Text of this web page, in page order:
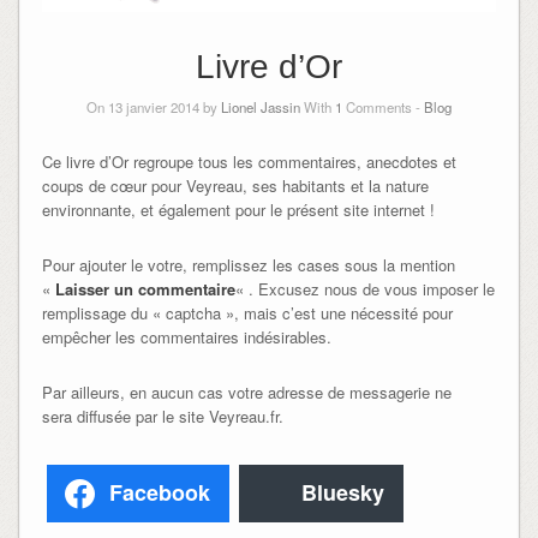
Livre d’Or
On 13 janvier 2014 by Lionel JassinWith 1 Comments - Blog
Ce livre d’Or regroupe tous les commentaires, anecdotes et
coups de cœur pour Veyreau, ses habitants et la nature
environnante, et également pour le présent site internet !
Pour ajouter le votre, remplissez les cases sous la mention
« Laisser un commentaire« . Excusez nous de vous imposer le
remplissage du « captcha », mais c’est une nécessité pour
empêcher les commentaires indésirables.
Par ailleurs, en aucun cas votre adresse de messagerie ne
sera diffusée par le site Veyreau.fr.
Facebook Bluesky